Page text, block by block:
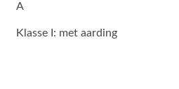
A
Klasse I: met aarding